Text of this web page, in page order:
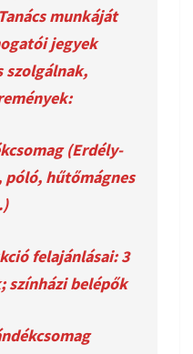
munkáját
jegyek
szolgálnak,
(Erdély-
hűtőmágnes
felajánlásai: 3
színházi belépők